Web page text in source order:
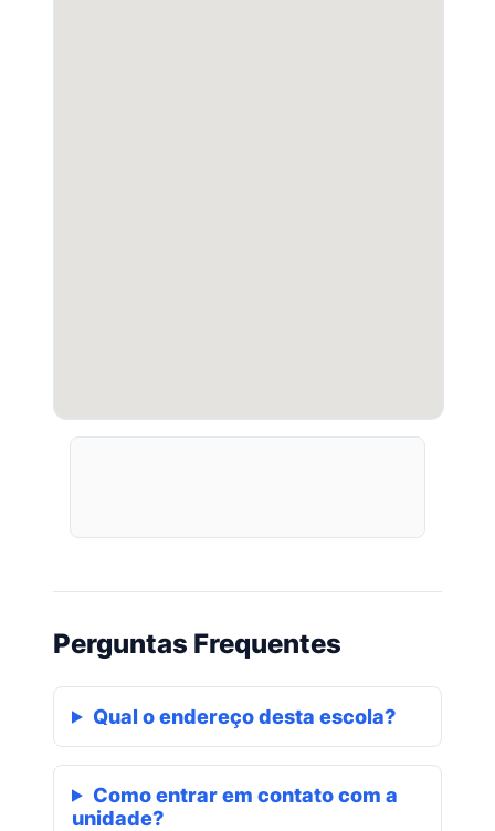
Perguntas Frequentes
Qual o endereço desta escola?
Como entrar em contato com a
unidade?